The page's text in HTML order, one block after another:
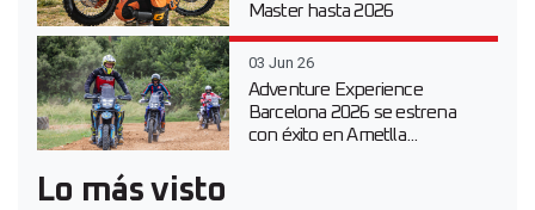
Master hasta 2026
03 Jun 26
Adventure Experience
Barcelona 2026 se estrena
con éxito en Ametlla...
Lo más visto